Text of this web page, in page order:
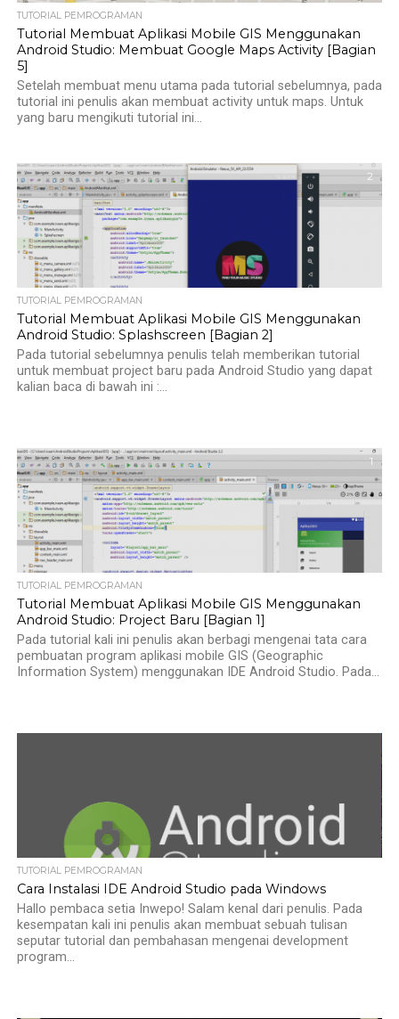
TUTORIAL PEMROGRAMAN
Tutorial Membuat Aplikasi Mobile GIS Menggunakan
Android Studio: Membuat Google Maps Activity [Bagian
5]
Setelah membuat menu utama pada tutorial sebelumnya, pada
tutorial ini penulis akan membuat activity untuk maps. Untuk
yang baru mengikuti tutorial ini...
2
TUTORIAL PEMROGRAMAN
Tutorial Membuat Aplikasi Mobile GIS Menggunakan
Android Studio: Splashscreen [Bagian 2]
Pada tutorial sebelumnya penulis telah memberikan tutorial
untuk membuat project baru pada Android Studio yang dapat
kalian baca di bawah ini :...
1
TUTORIAL PEMROGRAMAN
Tutorial Membuat Aplikasi Mobile GIS Menggunakan
Android Studio: Project Baru [Bagian 1]
Pada tutorial kali ini penulis akan berbagi mengenai tata cara
pembuatan program aplikasi mobile GIS (Geographic
Information System) menggunakan IDE Android Studio. Pada...
TUTORIAL PEMROGRAMAN
Cara Instalasi IDE Android Studio pada Windows
Hallo pembaca setia Inwepo! Salam kenal dari penulis. Pada
kesempatan kali ini penulis akan membuat sebuah tulisan
seputar tutorial dan pembahasan mengenai development
program...